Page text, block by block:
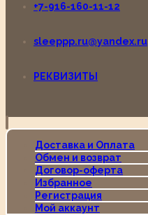
+7-916-160-11-12
sleeppp.ru@yandex.ru
РЕКВИЗИТЫ
Доставка и Оплата
Обмен и возврат
Договор-оферта
Избранное
Регистрация
Мой аккаунт